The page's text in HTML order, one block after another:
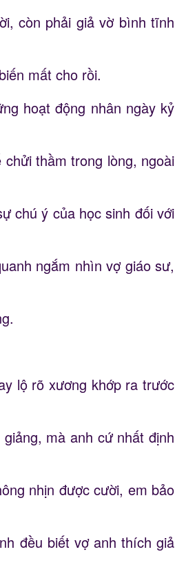
còn phải giả vờ bình tĩnh
mất cho rồi.
hoạt động nhân ngày kỷ
thầm trong lòng, ngoài
chú ý của học sinh đối với
ngắm nhìn vợ giáo sư,
lộ rõ xương khớp ra trước
mà anh cứ nhất định
nhịn được cười, em bảo
đều biết vợ anh thích giả